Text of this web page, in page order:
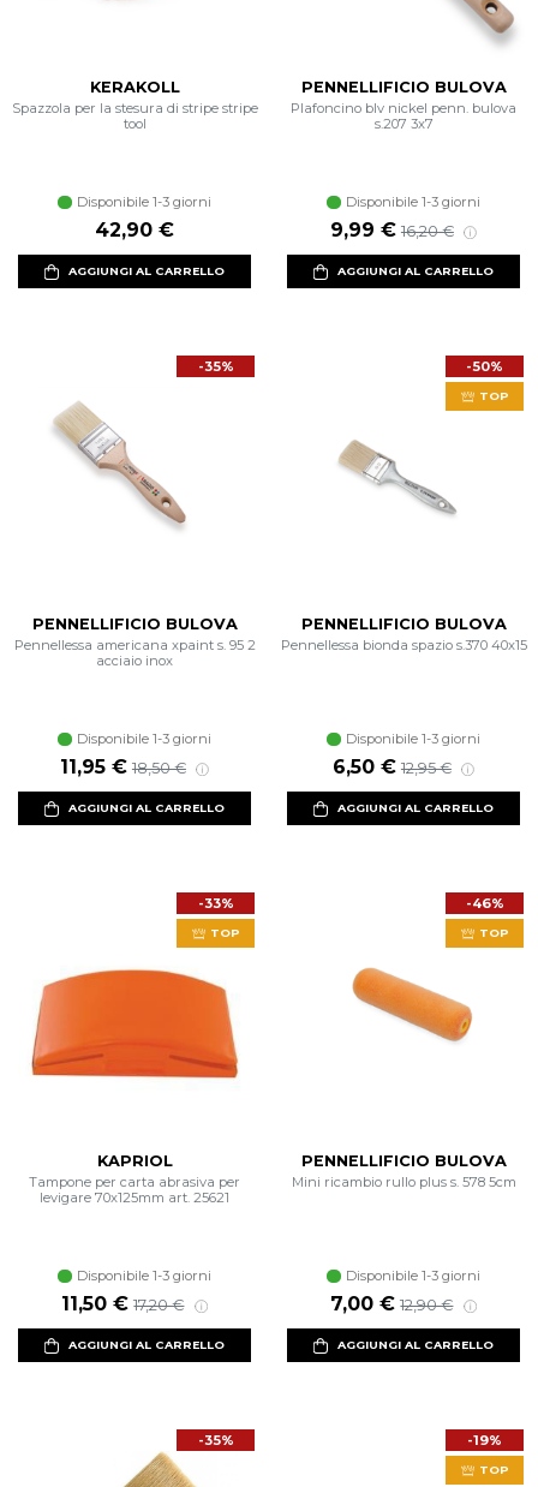
KERAKOLL
Spazzola per la stesura di stripe stripe
tool
Disponibile 1-3 giorni
42,90 €
AGGIUNGI AL CARRELLO
PENNELLIFICIO BULOVA
Plafoncino blv nickel penn. bulova
s.207 3x7
Disponibile 1-3 giorni
9,99 € 16,20 €
AGGIUNGI AL CARRELLO
-35%
PENNELLIFICIO BULOVA
Pennellessa americana xpaint s. 95 2
acciaio inox
Disponibile 1-3 giorni
11,95 € 18,50 €
AGGIUNGI AL CARRELLO
-50%
TOP
PENNELLIFICIO BULOVA
Pennellessa bionda spazio s.370 40x15
Disponibile 1-3 giorni
6,50 € 12,95 €
AGGIUNGI AL CARRELLO
-33%
TOP
KAPRIOL
Tampone per carta abrasiva per
levigare 70x125mm art. 25621
Disponibile 1-3 giorni
11,50 € 17,20 €
AGGIUNGI AL CARRELLO
-46%
TOP
PENNELLIFICIO BULOVA
Mini ricambio rullo plus s. 578 5cm
Disponibile 1-3 giorni
7,00 € 12,90 €
AGGIUNGI AL CARRELLO
-35% -19%
TOP